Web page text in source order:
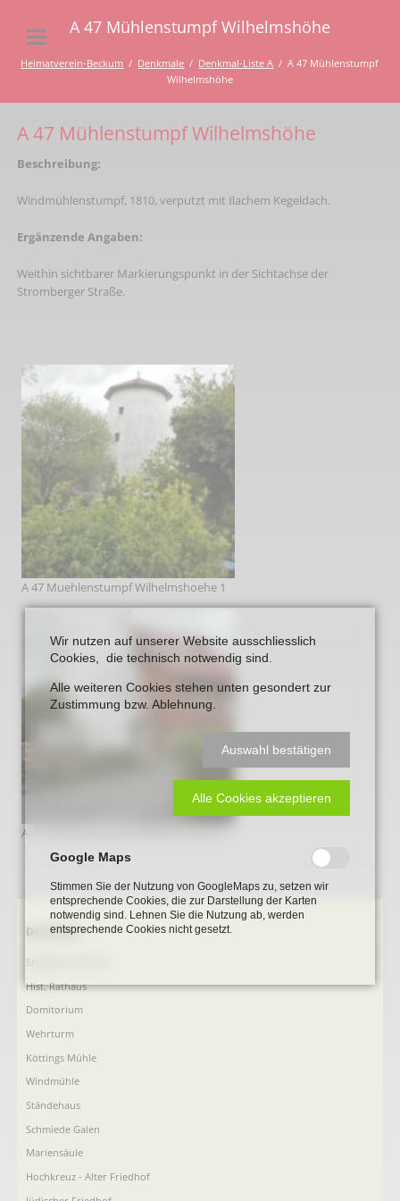
A 47 Mühlenstumpf Wilhelmshöhe
Heimatverein-Beckum Denkmale Denkmal-Liste A
A 47 Mühlenstumpf
Wilhelmshöhe
A 47 Mühlenstumpf Wilhelmshöhe
Beschreibung:
Windmühlenstumpf, 1810, verputzt mit ﬂachem Kegeldach.
Ergänzende Angaben:
Weithin sichtbarer Markierungspunkt in der Sichtachse der
Stromberger Straße.
A 47 Muehlenstumpf Wilhelmshoehe 1
A 47 Muehlenstumpf Wilhelmshoehe 2
Navigation
Denkmale
Stephanus-Kirche
Hist. Rathaus
Domitorium
Wehrturm
Köttings Mühle
Windmühle
Ständehaus
Schmiede Galen
Mariensäule
Hochkreuz - Alter Friedhof
Wir nutzen auf unserer Website ausschliesslich
Cookies, die technisch notwendig sind.
Alle weiteren Cookies stehen unten gesondert zur
Zustimmung bzw. Ablehnung.
Auswahl bestätigen
Alle Cookies akzeptieren
Google Maps
Stimmen Sie der Nutzung von GoogleMaps zu, setzen wir
entsprechende Cookies, die zur Darstellung der Karten
notwendig sind. Lehnen Sie die Nutzung ab, werden
entsprechende Cookies nicht gesetzt.